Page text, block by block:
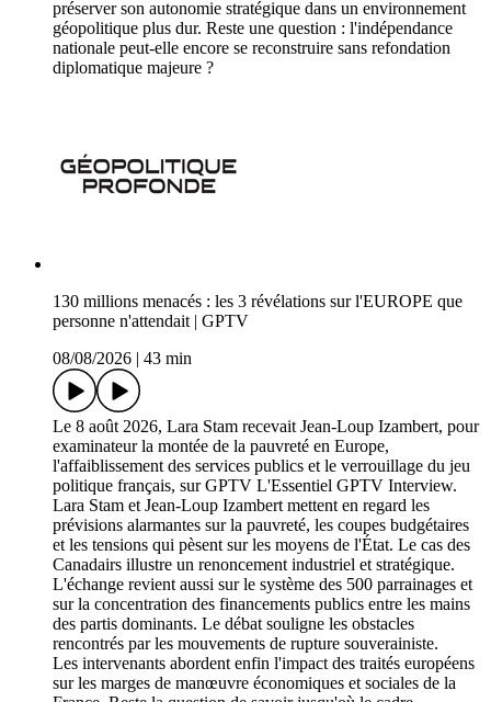
préserver son autonomie stratégique dans un environnement
géopolitique plus dur. Reste une question : l'indépendance
nationale peut-elle encore se reconstruire sans refondation
diplomatique majeure ?
130 millions menacés : les 3 révélations sur l'EUROPE que
personne n'attendait | GPTV
08/08/2026
43 min
Le 8 août 2026, Lara Stam recevait Jean-Loup Izambert, pour
examinateur la montée de la pauvreté en Europe,
l'affaiblissement des services publics et le verrouillage du jeu
politique français, sur GPTV L'Essentiel GPTV Interview.
Lara Stam et Jean-Loup Izambert mettent en regard les
prévisions alarmantes sur la pauvreté, les coupes budgétaires
et les tensions qui pèsent sur les moyens de l'État. Le cas des
Canadairs illustre un renoncement industriel et stratégique.
L'échange revient aussi sur le système des 500 parrainages et
sur la concentration des financements publics entre les mains
des partis dominants. Le débat souligne les obstacles
rencontrés par les mouvements de rupture souverainiste.
Les intervenants abordent enfin l'impact des traités européens
sur les marges de manœuvre économiques et sociales de la